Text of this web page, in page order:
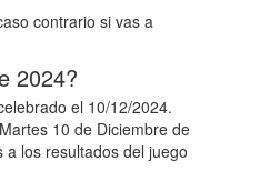
contrario si vas a
2024?
el 10/12/2024.
10 de Diciembre de
los resultados del juego